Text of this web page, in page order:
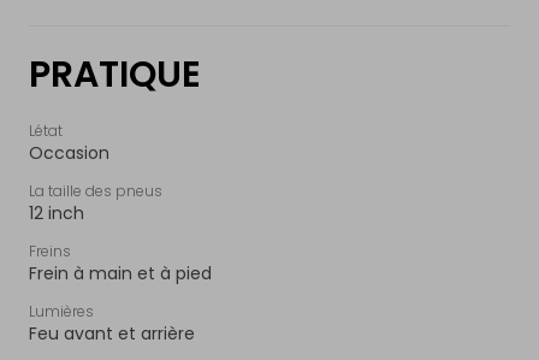
PRATIQUE
Létat
Occasion
La taille des pneus
12 inch
Freins
Frein à main et à pied
Lumières
Feu avant et arrière